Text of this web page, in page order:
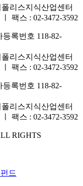
리스지식산업센터
팩스 : 02-3472-3592
록번호 118-82-
리스지식산업센터
팩스 : 02-3472-3592
록번호 118-82-
리스지식산업센터
팩스 : 02-3472-3592
RIGHTS
드